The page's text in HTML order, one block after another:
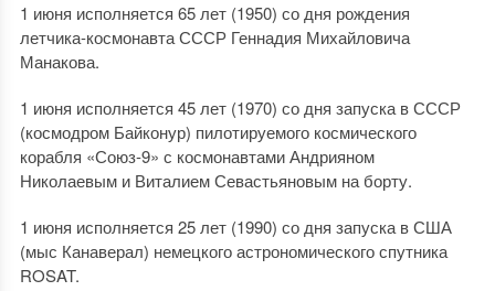
1 июня исполняется 65 лет (1950) со дня рождения
летчика-космонавта СССР Геннадия Михайловича
Манакова.
1 июня исполняется 45 лет (1970) со дня запуска в СССР
(космодром Байконур) пилотируемого космического
корабля «Союз-9» с космонавтами Андрияном
Николаевым и Виталием Севастьяновым на борту.
1 июня исполняется 25 лет (1990) со дня запуска в США
(мыс Канаверал) немецкого астрономического спутника
ROSAT.